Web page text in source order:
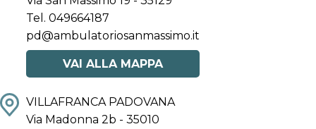
Tel. 049664187
pd@ambulatoriosanmassimo.it
VAI ALLA MAPPA
VILLAFRANCA PADOVANA
Via Madonna 2b - 35010